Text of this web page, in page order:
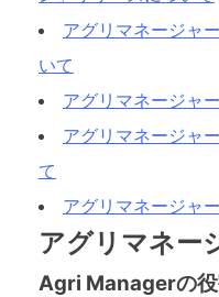
アグリマネージャ
いて
アグリマネージャ
アグリマネージャ
て
アグリマネージャ
アグリマネー
Agri Managerの役